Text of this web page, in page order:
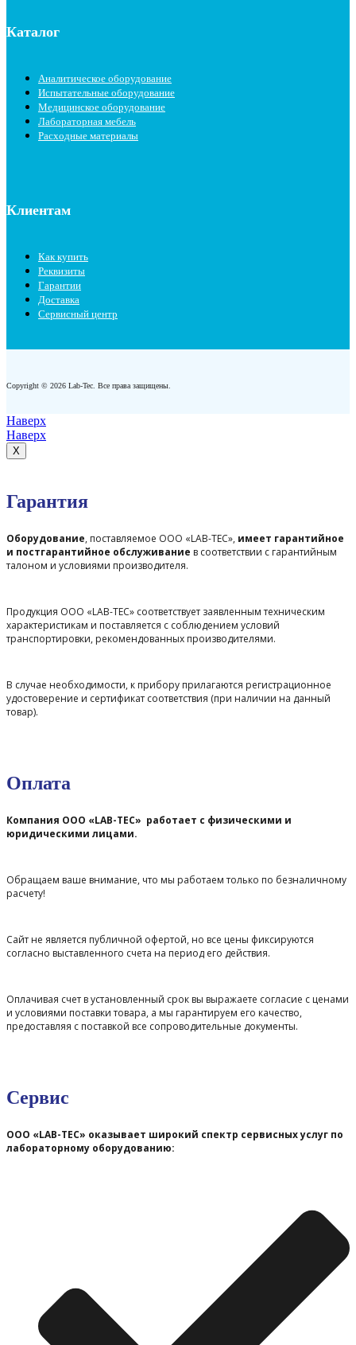
Каталог
Аналитическое оборудование
Испытательные оборудование
Медицинское оборудование
Лабораторная мебель
Расходные материалы
Клиентам
Как купить
Реквизиты
Гарантии
Доставка
Сервисный центр
Copyright © 2026 Lab-Tec. Все права защищены.
Наверх
Наверх
X
Гарантия
Оборудование, поставляемое ООО «LAB-TEC», имеет гарантийное
и постгарантийное обслуживание в соответствии с гарантийным
талоном и условиями производителя.
Продукция ООО «LAB-TEC» соответствует заявленным техническим
характеристикам и поставляется с соблюдением условий
транспортировки, рекомендованных производителями.
В случае необходимости, к прибору прилагаются регистрационное
удостоверение и сертификат соответствия (при наличии на данный
товар).
Оплата
Компания ООО «LAB-TEC» работает с физическими и
юридическими лицами.
Обращаем ваше внимание, что мы работаем только по безналичному
расчету!
Сайт не является публичной офертой, но все цены фиксируются
согласно выставленного счета на период его действия.
Оплачивая счет в установленный срок вы выражаете согласие с ценами
и условиями поставки товара, а мы гарантируем его качество,
предоставляя с поставкой все сопроводительные документы.
Сервис
ООО «LAB-TEC» оказывает широкий спектр сервисных услуг по
лабораторному оборудованию: